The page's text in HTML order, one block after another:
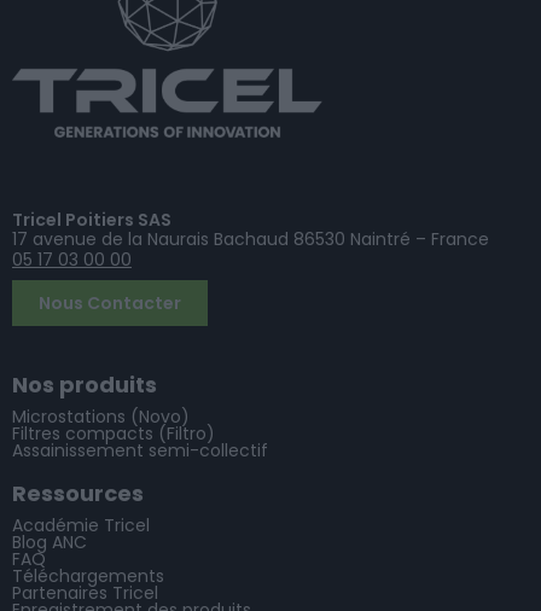
Tricel Poitiers SAS
17 avenue de la Naurais Bachaud 86530 Naintré – France
05 17 03 00 00
Nous Contacter
Nos produits
Microstations (Novo)
Filtres compacts (Filtro)
Assainissement semi-collectif
Ressources
Académie Tricel
Blog ANC
FAQ
Téléchargements
Partenaires Tricel